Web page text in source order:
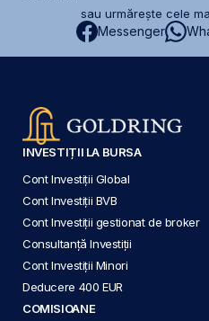
sau urmărește cele
Messenger
INVESTIȚII LA BURSA
Cont Investiții Global
Cont Investiții BVB
Cont Investiții gestionat de broker
Consultanță Investiții
Cont Investiții Minori
Deducere 400 EUR
COMISIOANE